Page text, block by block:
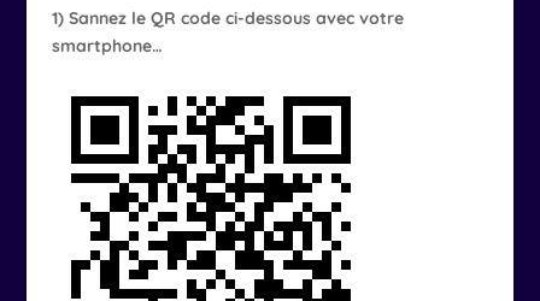
1) Sannez le QR code ci-dessous avec votre
smartphone…